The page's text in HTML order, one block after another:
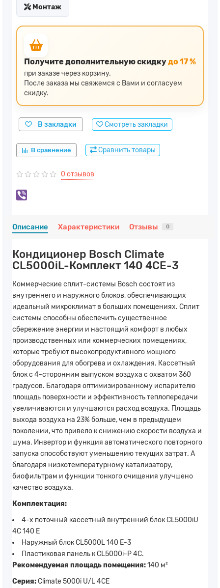
Монтаж
Получите дополнительную скидкудо 17 %
при заказе через корзину.
После заказа мы свяжемся с Вами и согласуем
скидку.
В закладки Смотреть закладки
В сравнение Сравнить товары
0 отзывов
Описание Характеристики Отзывы 0
Кондиционер Bosch Climate
CL5000iL-Комплект 140 4CE-3
Коммерческие сплит-системы Bosch состоят из
внутреннего и наружного блоков, обеспечивающих
идеальный микроклимат в больших помещениях. Сплит
системы способны обеспечить существенное
сбережение энергии и настоящий комфорт в любых
производственных или коммерческих помещениях,
которые требуют высокопродуктивного мощного
оборудования для обогрева и охлаждения. Кассетный
блок с 4-сторонним выпуском воздуха с охватом 360
градусов. Благодаря оптимизированному испарителю
площадь поверхности и эффективность теплопередачи
увеличиваются и улучшаются расход воздуха. Площадь
выхода воздуха на 23% больше, чем в предыдущем
поколении, что привело к снижению скорости воздуха и
шума. Инвертор и функция автоматического повторного
запуска способствуют уменьшению текущих затрат. А
благодаря низкотемпературному катализатору,
биофильтрам и функции тонкого очищения улучшено
качество воздуха.
Комплектация:
4-х поточный кассетный внутренний блок CL5000iU
4C 140 E
Наружный блок CL5000L 140 E-3
Пластиковая панель к CL5000i-P 4C.
Рекомендуемая площадь помещения:140 м²
Серия:Climate 5000i U/L 4CЕ